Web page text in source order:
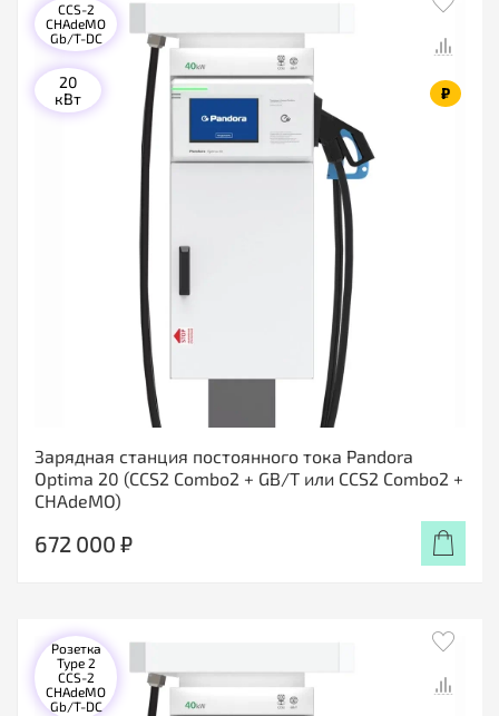
Зарядная станция постоянного тока Pandora
Optima 20 (CCS2 Combo2 + GB/T или CCS2 Combo2 +
CHAdeMO)
₽
CCS-2
CHAdeMO
Gb/T-DC
20
кВт
672 000 ₽
Розетка
Type 2
CCS-2
CHAdeMO
Gb/T-DC